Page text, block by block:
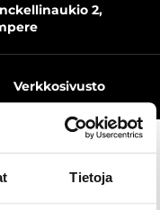
Tietoja
2,
Verkkosivusto